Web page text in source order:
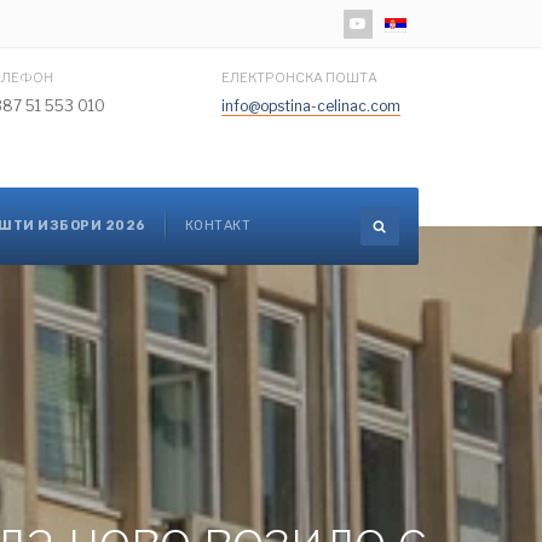
Изаберите ваш језик
51 553 010
ЕЛЕКТРОНСКА ПОШТА
info@opstina-celinac.com
ИЗБОРИ 2026 КОНТАКТ